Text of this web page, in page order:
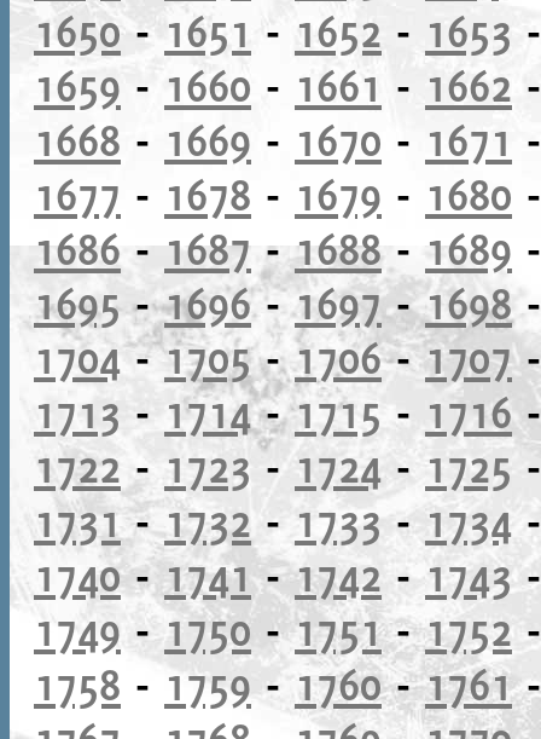
1650-1651 - 1652 - 1653
1659 - 1660 - 1661 - 1662
1668 - 1669 - 1670 - 1671
1677 - 1678 - 1679 - 1680
1686 - 1687 -1688- 1689
1695-1696-1697-1698
1704-1705-1706-1707
1713 - 1714-1715 - 1716
1722 -1723 - 1724-1725
1731-1732 - 1733- 1734
1740-1741-1742-1743
1749 -1750 -1751-1752
1758 - 1759 -1760-1761